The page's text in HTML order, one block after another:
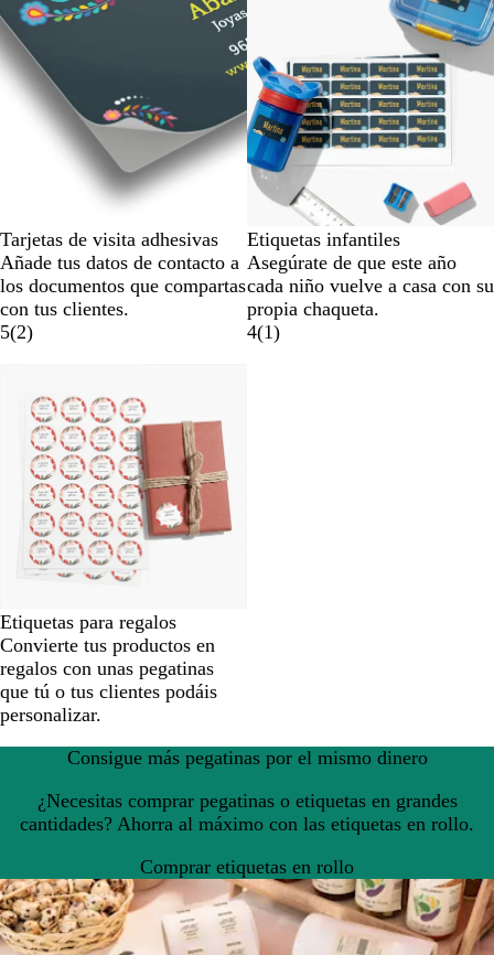
Tarjetas de visita adhesivas
Añade tus datos de contacto a
los documentos que compartas
con tus clientes.
5(2)
Etiquetas infantiles
Asegúrate de que este año
cada niño vuelve a casa con su
propia chaqueta.
4(1)
Etiquetas para regalos
Convierte tus productos en
regalos con unas pegatinas
que tú o tus clientes podáis
personalizar.
Consigue más pegatinas por el mismo dinero
¿Necesitas comprar pegatinas o etiquetas en grandes
cantidades? Ahorra al máximo con las etiquetas en rollo.
Comprar etiquetas en rollo